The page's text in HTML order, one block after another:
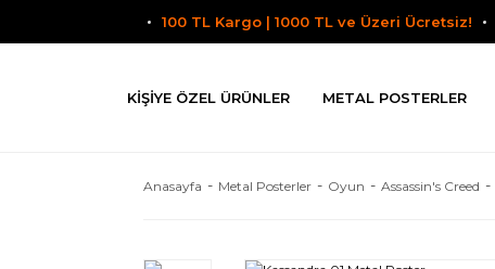
100 TL Kargo | 1000 TL ve Üzeri Ücretsiz!
KIŞIYE ÖZEL ÜRÜNLER METAL POSTERLER
Anasayfa Metal Posterler Oyun Assassin's Creed